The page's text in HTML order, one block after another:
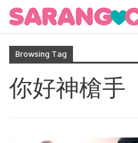
Browsing Tag
你好神槍手